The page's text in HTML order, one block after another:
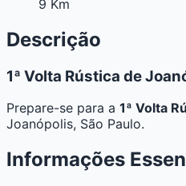
9 Km
Descrição
1ª Volta Rústica de
Prepare-se para a 1ª Volta
Joanópolis, São Paulo.
Informações